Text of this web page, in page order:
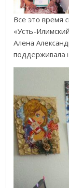
Все это время
«Усть-
Алена
поддерживала